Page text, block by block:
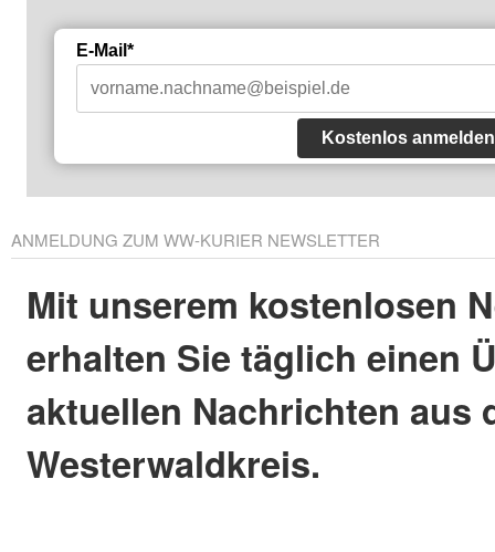
E-Mail*
Kostenlos anmelden
ANMELDUNG ZUM WW-KURIER NEWSLETTER
Mit unserem kostenlosen
erhalten Sie täglich einen
aktuellen Nachrichten aus
Westerwaldkreis.